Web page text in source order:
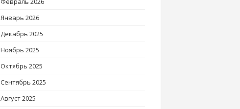
Январь 2026
Декабрь 2025
Ноябрь 2025
Октябрь 2025
Сентябрь 2025
Август 2025